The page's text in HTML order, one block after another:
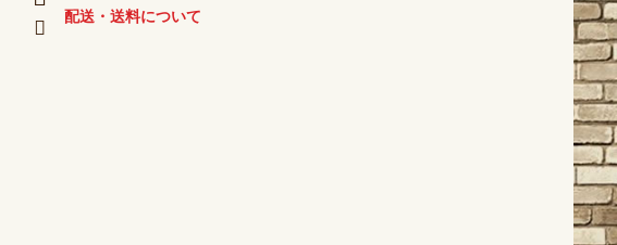
配送・送料について